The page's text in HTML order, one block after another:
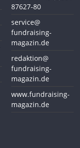
87627-80
service@
fundraising-
magazin.de
redaktion@
fundraising-
magazin.de
www.fundraising-
magazin.de